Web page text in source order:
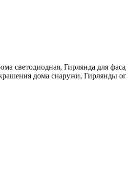
светодиодная, Гирлянда для
дома снаружи,